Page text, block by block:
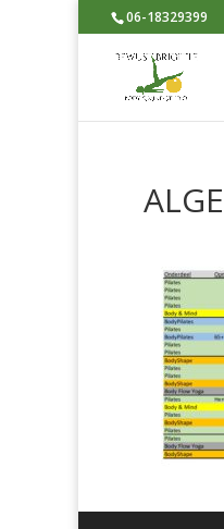
06-18329399